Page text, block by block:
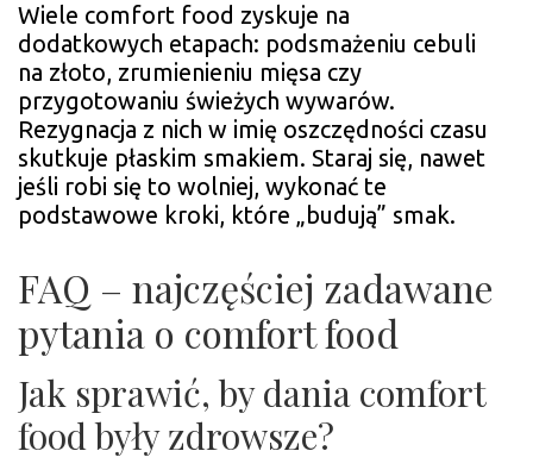
Wiele comfort food zyskuje na
dodatkowych etapach: podsmażeniu cebuli
na złoto, zrumienieniu mięsa czy
przygotowaniu świeżych wywarów.
Rezygnacja z nich w imię oszczędności czasu
skutkuje płaskim smakiem. Staraj się, nawet
jeśli robi się to wolniej, wykonać te
podstawowe kroki, które „budują” smak.
FAQ – najczęściej zadawane
pytania o comfort food
Jak sprawić, by dania comfort
food były zdrowsze?